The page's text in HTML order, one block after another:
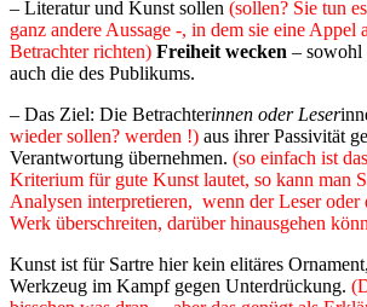
– Literatur und Kunst sollen (sollen? Sie tun
ganz andere Aussage -, in dem sie eine Appel
Betrachter richten) Freiheit wecken – sowohl
auch die des Publikums.
– Das Ziel: Die Betrachterinnen oder Leser
wieder sollen? werden !) aus ihrer Passivität
Verantwortung übernehmen. (so einfach ist
Kriterium für gute Kunst lautet, so kann man
Analysen interpretieren, wenn der Leser oder
Werk überschreiten, darüber hinausgehen
Kunst ist für Sartre hier kein elitäres
Werkzeug im Kampf gegen Unterdrückung.